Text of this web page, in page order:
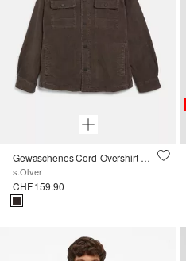
Gewaschenes Cord-Overshirt mit Brusttaschen
s.Oliver
CHF 159.90